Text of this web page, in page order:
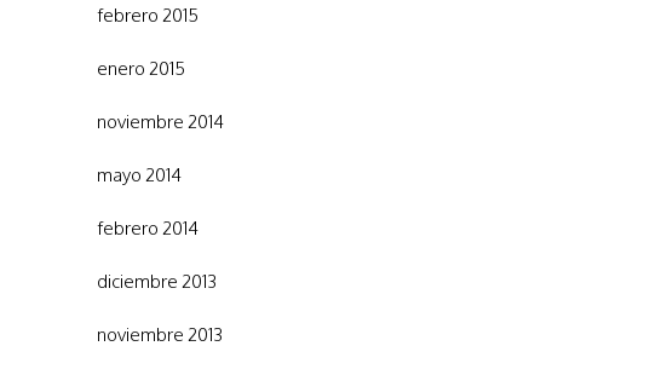
febrero 2015
enero 2015
noviembre 2014
mayo 2014
febrero 2014
diciembre 2013
noviembre 2013